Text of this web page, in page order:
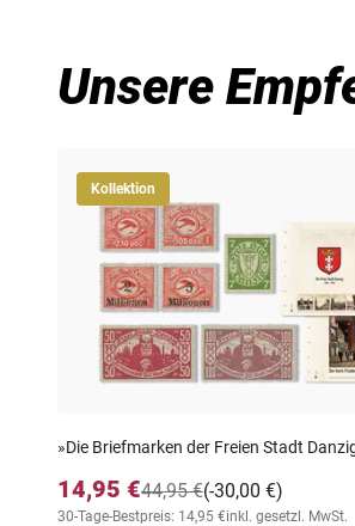
Unsere
Kollektion
»Die Briefmarken der Freien Stadt
14,95 € (-30,00 €)
44,95 €
30-Tage-Bestpreis: 14,95 €inkl. gesetzl. MwSt.